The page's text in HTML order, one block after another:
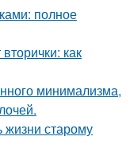
полное
как
минимализма,
жизни старому